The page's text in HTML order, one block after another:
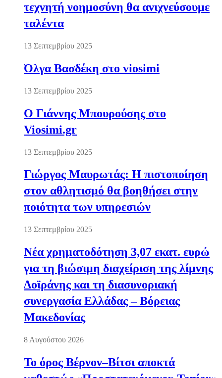
τεχνητή νοημοσύνη θα ανιχνεύσουμε
ταλέντα
13 Σεπτεμβρίου 2025
Όλγα Βασδέκη στο viosimi
13 Σεπτεμβρίου 2025
Ο Γιάννης Μπουρούσης στο
Viosimi.gr
13 Σεπτεμβρίου 2025
Γιώργος Μαυρωτάς: Η πιστοποίηση
στον αθλητισμό θα βοηθήσει στην
ποιότητα των υπηρεσιών
13 Σεπτεμβρίου 2025
Νέα χρηματοδότηση 3,07 εκατ. ευρώ
για τη βιώσιμη διαχείριση της λίμνης
Δοϊράνης και τη διασυνοριακή
συνεργασία Ελλάδας – Βόρειας
Μακεδονίας
8 Αυγούστου 2026
Το όρος Βέρνον–Βίτσι αποκτά